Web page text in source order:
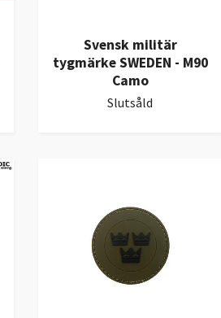
Svensk militär
tygmärke SWEDEN - M90
Camo
Slutsåld